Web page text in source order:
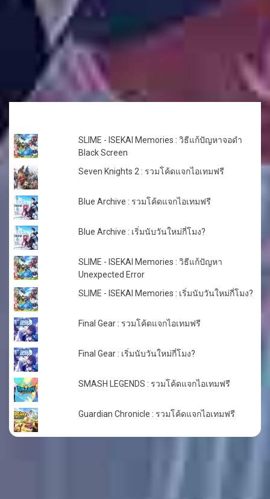
SLIME - ISEKAI Memories : วิธีแก้ปัญหาจอดำ
Black Screen
Seven Knights 2 : รวมโค้ดแจกไอเทมฟรี
Blue Archive : รวมโค้ดแจกไอเทมฟรี
Blue Archive : เริ่มนับวันใหม่กี่โมง?
SLIME - ISEKAI Memories : วิธีแก้ปัญหา
Unexpected Error
SLIME - ISEKAI Memories : เริ่มนับวันใหม่กี่โมง?
Final Gear : รวมโค้ดแจกไอเทมฟรี
Final Gear : เริ่มนับวันใหม่กี่โมง?
SMASH LEGENDS : รวมโค้ดแจกไอเทมฟรี
Guardian Chronicle : รวมโค้ดแจกไอเทมฟรี